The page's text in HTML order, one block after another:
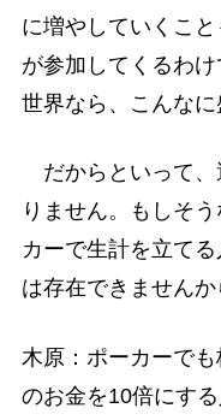
に増やしていくこ
が参加してくるわ
世界なら、こんなに
だからといって、
りません。もしそ
カーで生計を立て
は存在できませんか
木原：ポーカーで
のお金を10倍にす